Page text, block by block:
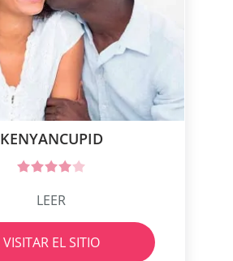
KENYANCUPID
LEER
VISITAR EL SITIO